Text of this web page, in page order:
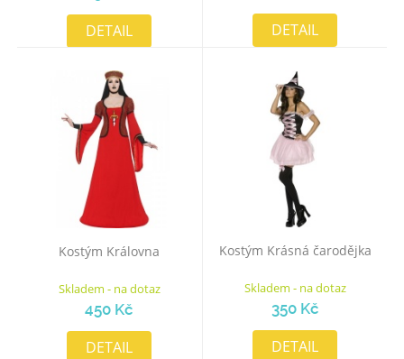
DETAIL DETAIL
Kostým Královna
Skladem - na dotaz
450 Kč
DETAIL
Kostým Krásná čarodějka
Skladem - na dotaz
350 Kč
DETAIL